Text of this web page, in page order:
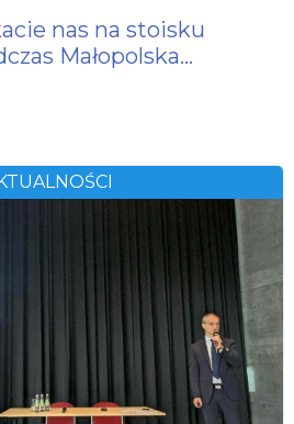
nas na stoisku
Małopolska…